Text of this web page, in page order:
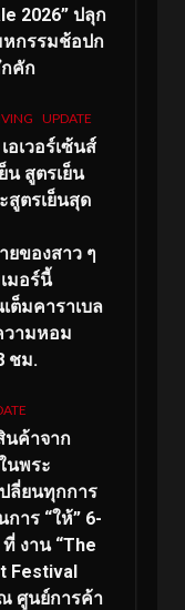
2026” ปลุก
หกรรมช้อปก
คัก
UPDATE
อเวอร์เซ้นส์
น สูตรเย็น
สูตรเย็นสุด
ยของสาว ๆ
มอร์นี้
ต็มคาราเบล
วามหอม
ชม.
ค้าจาก
นพระ
ลี่ยนทุกการ
การ “ให้” 6-
งาน “The
Festival
ศูนย์การค้า